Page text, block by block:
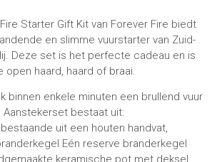
Starter Gift Kit van Forever Fire biedt
en slimme vuurstarter van Zuid-
Deze set is het perfecte cadeau en is
haard, haard of braai.
binnen enkele minuten een brullend vuur
Aanstekerset bestaat uit:
uit een houten handvat,
Eén reserve branderkegel
keramische pot met deksel